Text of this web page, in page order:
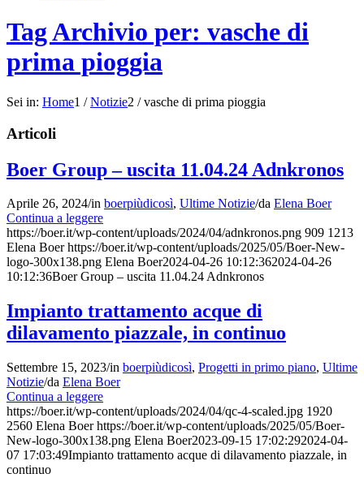
Tag Archivio per: vasche di
prima pioggia
Sei in: Home1 / Notizie2 / vasche di prima pioggia
Articoli
Boer Group – uscita 11.04.24 Adnkronos
Aprile 26, 2024/in boerpiùdicosì, Ultime Notizie/da Elena Boer
Continua a leggere
https://boer.it/wp-content/uploads/2024/04/adnkronos.png 909 1213
Elena Boer https://boer.it/wp-content/uploads/2025/05/Boer-New-
logo-300x138.png Elena Boer2024-04-26 10:12:362024-04-26
10:12:36Boer Group – uscita 11.04.24 Adnkronos
Impianto trattamento acque di
dilavamento piazzale, in continuo
Settembre 15, 2023/in boerpiùdicosì, Progetti in primo piano, Ultime
Notizie/da Elena Boer
Continua a leggere
https://boer.it/wp-content/uploads/2024/04/qc-4-scaled.jpg 1920
2560 Elena Boer https://boer.it/wp-content/uploads/2025/05/Boer-
New-logo-300x138.png Elena Boer2023-09-15 17:02:292024-04-
07 17:03:49Impianto trattamento acque di dilavamento piazzale, in
continuo